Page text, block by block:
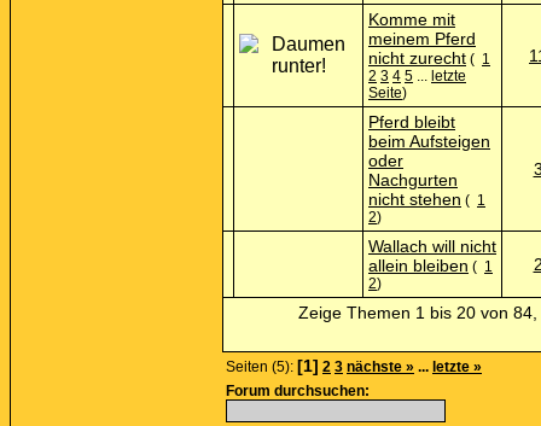
Komme mit
meinem Pferd
nicht zurecht ( 1
2 3 4 5 ... letzte
Seite)
Pferd bleibt
beim Aufsteigen
oder
Nachgurten
nicht stehen ( 1
2)
Wallach will nicht
allein bleiben ( 1
2)
Zeige Themen 1 bis 20 von
Seiten (5): [1] 2 3 nächste » ... letzte »
Forum durchsuchen: